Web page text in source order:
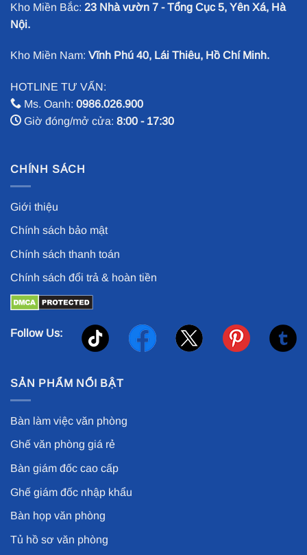
Kho Miền Bắc: 23 Nhà vườn 7 - Tổng Cục 5, Yên Xá, Hà
Nội.
Kho Miền Nam: Vĩnh Phú 40, Lái Thiêu, Hồ Chí Minh.
HOTLINE TƯ VẤN:
Ms. Oanh: 0986.026.900
Giờ đóng/mở cửa: 8:00 - 17:30
CHÍNH SÁCH
Giới thiệu
Chính sách bảo mật
Chính sách thanh toán
Chính sách đổi trả & hoàn tiền
Follow Us:
SẢN PHẨM NỔI BẬT
Bàn làm việc văn phòng
Ghế văn phòng giá rẻ
Bàn giám đốc cao cấp
Ghế giám đốc nhập khẩu
Bàn họp văn phòng
Tủ hồ sơ văn phòng